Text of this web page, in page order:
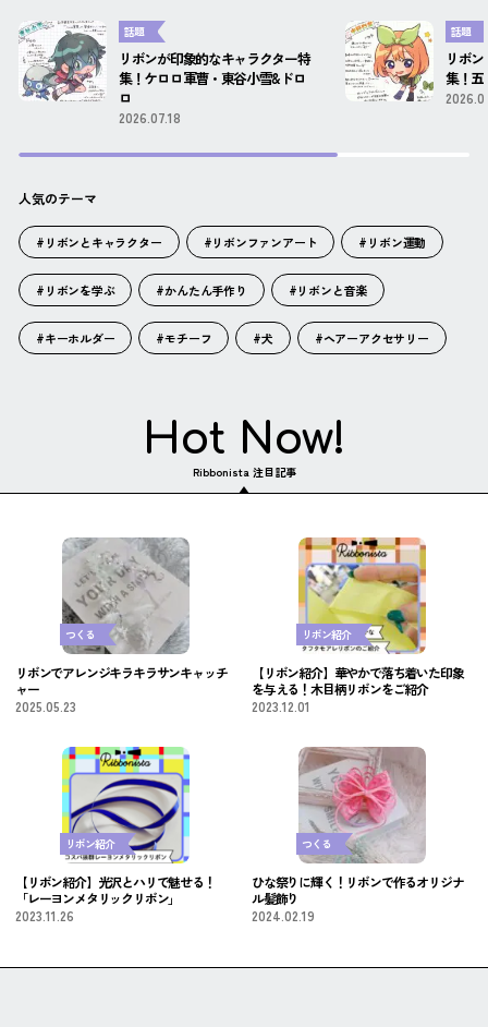
話題
リボンが印象的なキャラクター特
集！ケロロ軍曹・東谷小雪&ドロ
ロ
2026.07.18
話題
リボ
集！五
人気のテーマ
#リボンとキャラクター #リボンファンアート #リボン運動
#リボンを学ぶ #かんたん手作り #リボンと音楽
#キーホルダー #モチーフ #犬 #ヘアーアクセサリー
Hot Now!
Ribbonista 注目記事
つくる
リボンでアレンジキラキラサンキャッチ
ャー
2025.05.23
リボン紹介
【リボン紹介】華やかで落ち着いた印象
を与える！木目柄リボンをご紹介
2023.12.01
リボン紹介
【リボン紹介】光沢とハリで魅せる！
「レーヨンメタリックリボン」
2023.11.26
つくる
ひな祭りに輝く！リボンで作るオリジナ
ル髪飾り
2024.02.19